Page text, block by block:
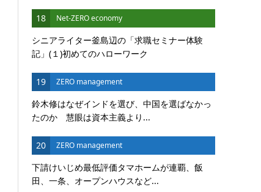
18 Net-ZERO economy
シニアライター釜島辺の「求職セミナー体験
記」(１)初めてのハローワーク
19 ZERO management
鈴木修はなぜインドを選び、中国を選ばなかっ
たのか 慧眼は資本主義より...
20 ZERO management
下請けいじめ最低評価タマホームが連覇、飯
田、一条、オープンハウスなど...